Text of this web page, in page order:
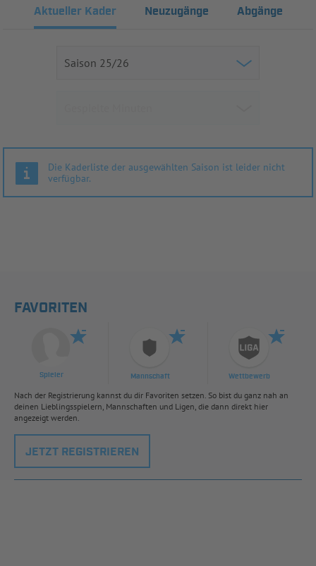
Aktueller Kader Neuzugänge Abgänge
Die Kaderliste der ausgewählten Saison ist leider nicht
verfügbar.
FAVORITEN
Spieler Mannschaft Wettbewerb
Nach der Registrierung kannst du dir Favoriten setzen. So bist du ganz nah an
deinen Lieblingsspielern, Mannschaften und Ligen, die dann direkt hier
angezeigt werden.
JETZT REGISTRIEREN